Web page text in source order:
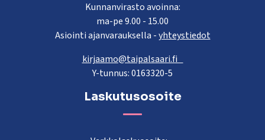
Kunnanvirasto avoinna:
ma-pe 9.00 - 15.00
Asiointi ajanvarauksella -yhteystiedot
kirjaamo@taipalsaari.fi
Y-tunnus: 0163320-5
Laskutusosoite